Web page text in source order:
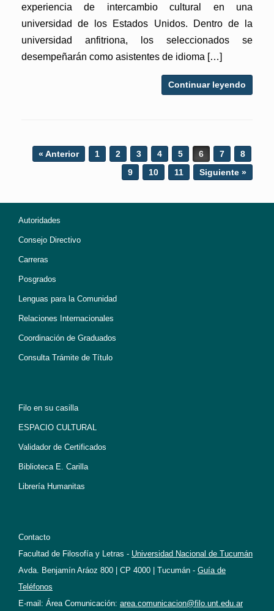
experiencia de intercambio cultural en una
universidad de los Estados Unidos. Dentro de la
universidad anfitriona, los seleccionados se
desempeñarán como asistentes de idioma […]
Continuar leyendo
Post navigation
« Anterior 1 2 3 4 5 6 7
8
9
10 11 Siguiente »
Autoridades
Consejo Directivo
Carreras
Posgrados
Lenguas para la Comunidad
Relaciones Internacionales
Coordinación de Graduados
Consulta Trámite de Título
Filo en su casilla
ESPACIO CULTURAL
Validador de Certificados
Biblioteca E. Carilla
Librería Humanitas
Contacto
Facultad de Filosofía y Letras - Universidad Nacional de Tucumán
Avda. Benjamín Aráoz 800 | CP 4000 | Tucumán - Guía de
Teléfonos
E-mail: Área Comunicación: area.comunicacion@filo.unt.edu.ar